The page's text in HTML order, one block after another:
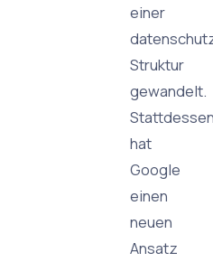
einer
Struktur
gewandelt.
hat
Google
einen
neuen
Ansatz